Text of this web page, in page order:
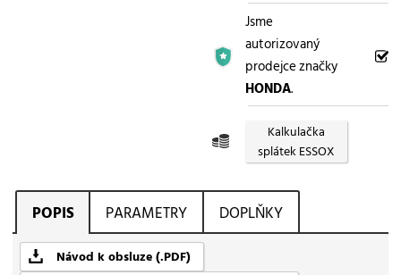
Jsme
autorizovaný
prodejce značky
HONDA.
Kalkulačka
splátek ESSOX
POPIS PARAMETRY DOPLŇKY
Návod k obsluze (.PDF)